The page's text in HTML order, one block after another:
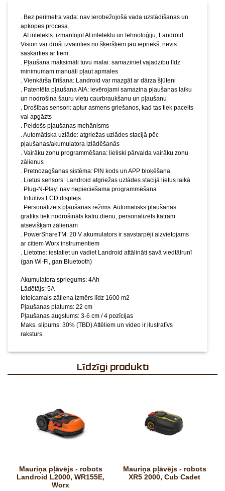
. Plug-N-Play: nav nepieciešama programmēšana
. Personalizēts pļaušanas režīms: Automātisks pļaušanas
grafiks tiek nodrošināts katru dienu, personalizēts katram
. PowerShareTM: 20 V akumulators ir savstarpēji aizvietojams
. Lietotne: iestatiet un vadiet Landroid attālināti savā viedtālrunī
(gan Wi-Fi, gan Bluetooth)
Akumulatora spriegums: 4Ah
Ieteicamais zāliena izmērs līdz 1600 m2
Pļaušanas platums: 22 cm
Pļaušanas augstums: 3-6 cm / 4 pozīcijas
Maks. slīpums: 30% (TBD)
Attēliem un video ir ilustratīvs
. Bez perimetra vada: nav ierobežojošā vada uzstādīšanas un
apkopes procesa.
. AI intelekts: izmantojot AI intelektu un tehnoloģiju, Landroid
Vision var droši izvairīties no šķēršļiem jau iepriekš, nevis
saskarties ar tiem.
. Pļaušana maksimāli tuvu malai: samaziniet vajadzību līdz
minimumam manuāli pļaut apmales
. Vienkārša tīrīšana: Landroid var mazgāt ar dārza šļūteni
. Patentēta pļaušana AIA: ievērojami samazina pļaušanas laiku
un nodrošina šauru vietu caurbraukšanu un pļaušanu
. Drošības sensori: aptur asmens griešanos, kad tas tiek pacelts
vai apgāzts
. Peldošs pļaušanas mehānisms
. Automātiska uzlāde: atgriežas uzlādes stacijā pēc
pļaušanas/akumulatora izlādēšanās
. Vairāku zonu programmēšana: lieliski pārvalda vairāku zonu
zālienus
. Pretnozagšanas sistēma: PIN kods un APP bloķēšana
. Lietus sensors: Landroid atgriežas uzlādes stacijā lietus laikā
. Plug-N-Play: nav nepieciešama programmēšana
. Intuitīvs LCD displejs
. Personalizēts pļaušanas režīms: Automātisks pļaušanas
grafiks tiek nodrošināts katru dienu, personalizēts katram
atsevišķam zālienam
. PowerShareTM: 20 V akumulators ir savstarpēji aizvietojams
ar citiem Worx instrumentiem
. Lietotne: iestatiet un vadiet Landroid attālināti savā viedtālrunī
(gan Wi-Fi, gan Bluetooth)
Akumulatora spriegums: 4Ah
Lādētājs: 5A
Ieteicamais zāliena izmērs līdz 1600 m2
Pļaušanas platums: 22 cm
Pļaušanas augstums: 3-6 cm / 4 pozīcijas
Maks. slīpums: 30% (TBD)Attēliem un video ir ilustratīvs
raksturs.
Līdzīgi produkti
Mauriņa pļāvējs - robots
Landroid L2000, WR155E,
Worx
Mauriņa pļāvējs - robots
XR5 2000, Cub Cadet